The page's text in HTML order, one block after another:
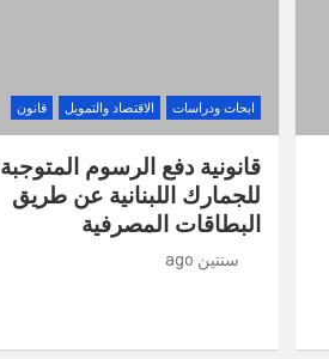
ابحاث ودراسات الاقتصاد والتمويل قانون
قانونية دفع الرسوم المتوجبة
للجمارك اللبنانية عن طريق
البطاقات المصرفية
سنتين ago